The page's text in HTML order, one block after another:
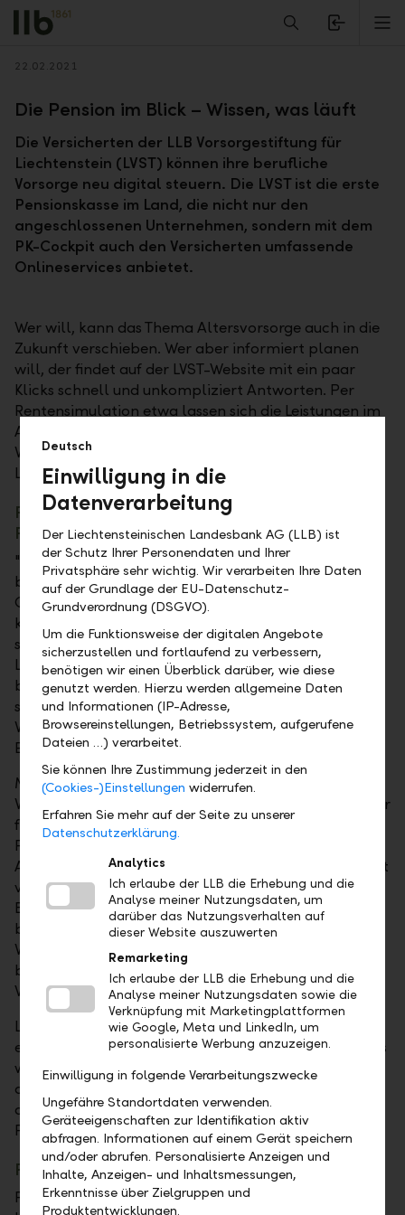
Alerts.Headline
Zurück
22.02.2021
Die Pension im Blick – Wissen, was läuft
Die Versicherten der LLB Vorsorgestiftung für
Liechtenstein (LVST) können ihre berufliche
Vorsorge neu digital steuern. Die LVST ist die erste
Pensionskasse im Land, die nicht nur den
angeschlossenen Unternehmen, sondern mit dem
PK-Cockpit auch den Versicherten umfassende
Onlineservices anbietet.
Wer will, kann das Thema Altersvorsorge auch in die
Zukunft verschieben. Wer aber informiert planen
will, der findet auf der LVST-Website mit ein paar
Klicks schnell und unkompliziert Antworten. Per
Rentensimulation etwa lassen sich die Leistungen im
Alter herausfinden: Wie viel Rente steht mir zur
Verfügung? Klafft im Alter etwa eine finanzielle
Lücke?
PK-Cockpit für Arbeitnehmer ersetzt
Papierausweis
"Das neue PK-Cockpit ersetzt keine Beratung, da
braucht es ein persönliches Gespräch", sagt LVST-
Geschäftsführer Bruno Matt. "Jeder Versicherte aber
kann sich einen Überblick über sein Altersguthaben,
seine Altersrente, die Beiträge und die versicherten
Leistungen verschaffen." Das Onlinetool ersetzt den
bisherigen Versicherungsausweis. Die Auswirkung
simulierter Veränderungen ist sofort erkennbar. Die
Versicherten können aufgrund klarer Informationen
Entscheide fällen.
Mit diesem Digitalisierungsschritt will die LLB
Vorsorgestiftung für Liechtenstein noch transparenter
für Risiken sensibilisieren, Orientierung für die
Planung geben und Anhaltspunkte für die
Altersvorsorge liefern. Das Tool erfordert keinen Wust
von Detailangaben und lässt sich ohne längeres
Blättern in Rentenbescheiden oder Tarifunterlagen
bedienen. "Es ist uns ein Anliegen, dass die
Versicherten ihre Risiko- und Altersleistungen selbst
beurteilen können", unterstreicht Bruno Matt die
Wichtigkeit von transparenten Informationen.
Langfristig werden die digitalen Kanäle bei der LVST
eine wichtige Rolle spielen. Der Versicherungsausweis
wird auch in Zukunft zum Stichtag 1. Januar
aufbereitet, im Webportal steht er den Versicherten
dann zur Verfügung. Wer den Ausweis zusätzlich in
Papierform möchte, kann das der LVST mitteilen.
Firmenportal im neuen Design
Für die angeschlossenen Unternehmen bietet die
Deutsch
Einwilligung in die
Datenverarbeitung
Der Liechtensteinischen Landesbank AG (LLB) ist
der Schutz Ihrer Personendaten und Ihrer
Privatsphäre sehr wichtig. Wir verarbeiten Ihre Daten
auf der Grundlage der EU-Datenschutz-
Grundverordnung (DSGVO).
Um die Funktionsweise der digitalen Angebote
sicherzustellen und fortlaufend zu verbessern,
benötigen wir einen Überblick darüber, wie diese
genutzt werden. Hierzu werden allgemeine Daten
und Informationen (IP-Adresse,
Browsereinstellungen, Betriebssystem, aufgerufene
Dateien …) verarbeitet.
Sie können Ihre Zustimmung jederzeit in den
(Cookies-)Einstellungen widerrufen.
Erfahren Sie mehr auf der Seite zu unserer
Datenschutzerklärung.
Analytics
Ich erlaube der LLB die Erhebung und die
Analyse meiner Nutzungsdaten, um
darüber das Nutzungsverhalten auf
dieser Website auszuwerten
Remarketing
Ich erlaube der LLB die Erhebung und die
Analyse meiner Nutzungsdaten sowie die
Verknüpfung mit Marketingplattformen
wie Google, Meta und LinkedIn, um
personalisierte Werbung anzuzeigen.
Einwilligung in folgende Verarbeitungszwecke
Ungefähre Standortdaten verwenden.
Geräteeigenschaften zur Identifikation aktiv
abfragen. Informationen auf einem Gerät speichern
und/oder abrufen. Personalisierte Anzeigen und
Inhalte, Anzeigen- und Inhaltsmessungen,
Erkenntnisse über Zielgruppen und
Produktentwicklungen.